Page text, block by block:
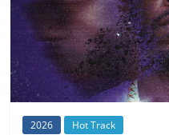
2026 Hot Track